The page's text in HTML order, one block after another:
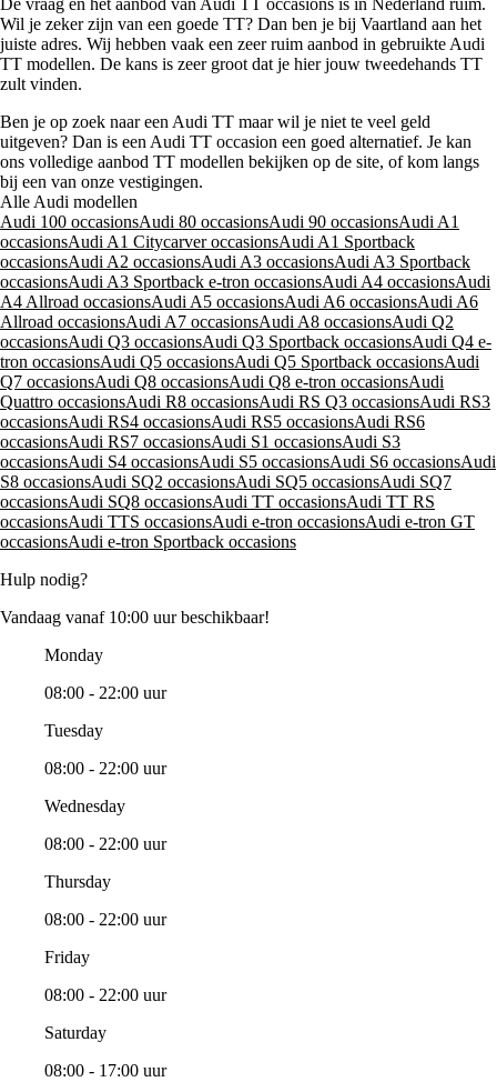
De vraag en het aanbod van Audi TT occasions is in Nederland ruim.
Wil je zeker zijn van een goede TT? Dan ben je bij Vaartland aan het
juiste adres. Wij hebben vaak een zeer ruim aanbod in gebruikte Audi
TT modellen. De kans is zeer groot dat je hier jouw tweedehands TT
zult vinden.
Ben je op zoek naar een Audi TT maar wil je niet te veel geld
uitgeven? Dan is een Audi TT occasion een goed alternatief. Je kan
ons volledige aanbod TT modellen bekijken op de site, of kom langs
bij een van onze vestigingen.
Alle Audi modellen
Audi 100 occasionsAudi 80 occasionsAudi 90 occasionsAudi A1
occasionsAudi A1 Citycarver occasionsAudi A1 Sportback
occasionsAudi A2 occasionsAudi A3 occasionsAudi A3 Sportback
occasionsAudi A3 Sportback e-tron occasionsAudi A4 occasionsAudi
A4 Allroad occasionsAudi A5 occasionsAudi A6 occasionsAudi A6
Allroad occasionsAudi A7 occasionsAudi A8 occasionsAudi Q2
occasionsAudi Q3 occasionsAudi Q3 Sportback occasionsAudi Q4 e-
tron occasionsAudi Q5 occasionsAudi Q5 Sportback occasionsAudi
Q7 occasionsAudi Q8 occasionsAudi Q8 e-tron occasionsAudi
Quattro occasionsAudi R8 occasionsAudi RS Q3 occasionsAudi RS3
occasionsAudi RS4 occasionsAudi RS5 occasionsAudi RS6
occasionsAudi RS7 occasionsAudi S1 occasionsAudi S3
occasionsAudi S4 occasionsAudi S5 occasionsAudi S6 occasionsAudi
S8 occasionsAudi SQ2 occasionsAudi SQ5 occasionsAudi SQ7
occasionsAudi SQ8 occasionsAudi TT occasionsAudi TT RS
occasionsAudi TTS occasionsAudi e-tron occasionsAudi e-tron GT
occasionsAudi e-tron Sportback occasions
Hulp nodig?
Vandaag vanaf 10:00 uur beschikbaar!
Monday
08:00 - 22:00 uur
Tuesday
08:00 - 22:00 uur
Wednesday
08:00 - 22:00 uur
Thursday
08:00 - 22:00 uur
Friday
08:00 - 22:00 uur
Saturday
08:00 - 17:00 uur